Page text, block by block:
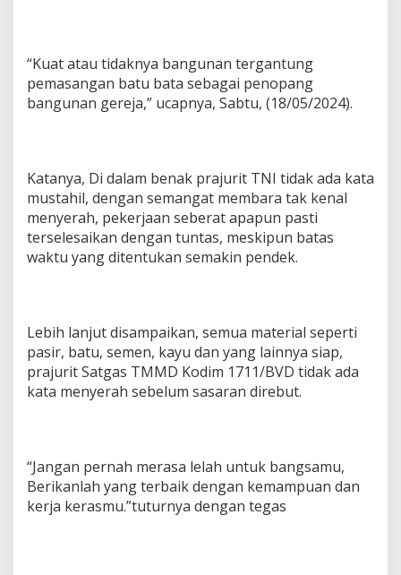
“Kuat atau tidaknya bangunan tergantung
pemasangan batu bata sebagai penopang
bangunan gereja,” ucapnya, Sabtu, (18/05/2024).
Katanya, Di dalam benak prajurit TNI tidak ada kata
mustahil, dengan semangat membara tak kenal
menyerah, pekerjaan seberat apapun pasti
terselesaikan dengan tuntas, meskipun batas
waktu yang ditentukan semakin pendek.
Lebih lanjut disampaikan, semua material seperti
pasir, batu, semen, kayu dan yang lainnya siap,
prajurit Satgas TMMD Kodim 1711/BVD tidak ada
kata menyerah sebelum sasaran direbut.
“Jangan pernah merasa lelah untuk bangsamu,
Berikanlah yang terbaik dengan kemampuan dan
kerja kerasmu.”tuturnya dengan tegas